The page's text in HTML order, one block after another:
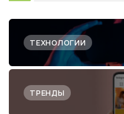
ТЕХНОЛОГИИ
ТРЕНДЫ